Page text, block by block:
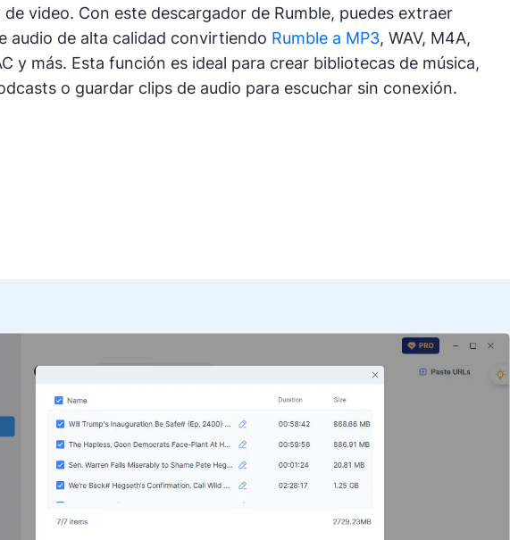
de video. Con este descargador de Rumble, puedes extraer
audio de alta calidad convirtiendo Rumble a MP3, WAV, M4A,
y más. Esta función es ideal para crear bibliotecas de música,
o guardar clips de audio para escuchar sin conexión.